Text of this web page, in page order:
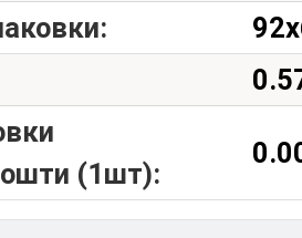
(1шт):